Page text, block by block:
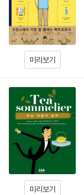
미리보기
미리보기